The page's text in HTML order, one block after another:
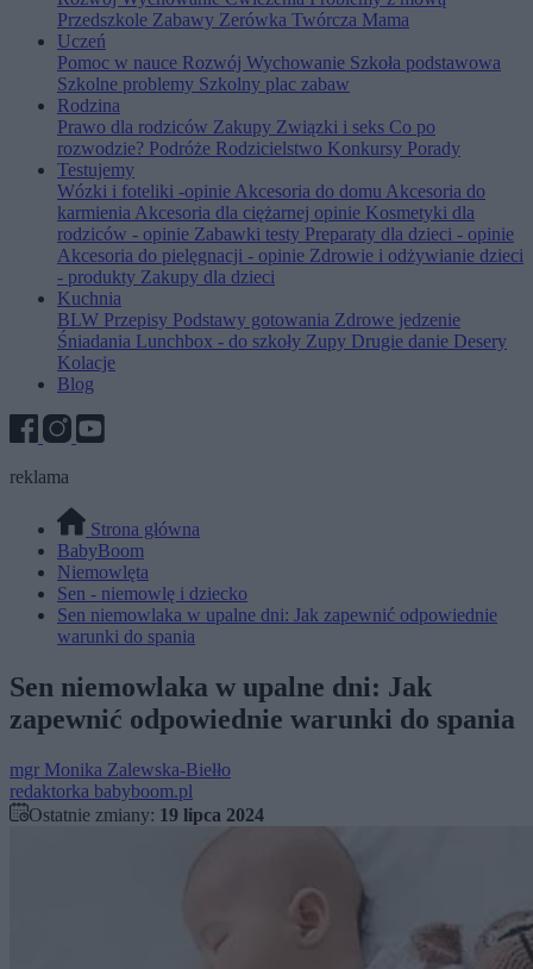
Przedszkole Zabawy Zerówka Twórcza Mama
Uczeń
Pomoc w nauce Rozwój Wychowanie Szkoła podstawowa
Szkolne problemy Szkolny plac zabaw
Rodzina
Prawo dla rodziców Zakupy Związki i seks Co po
rozwodzie? Podróże Rodzicielstwo Konkursy Porady
Testujemy
Wózki i foteliki -opinieAkcesoria do domu Akcesoria do
karmieniaAkcesoria dla ciężarnej opinie Kosmetyki dla
rodziców - opinie Zabawki testy Preparaty dla dzieci - opinie
Akcesoria do pielęgnacji - opinie Zdrowie i odżywianie dzieci
- produkty Zakupy dla dzieci
Kuchnia
BLW Przepisy Podstawy gotowania Zdrowe jedzenie
Śniadania Lunchbox - do szkoły Zupy Drugie danie Desery
Kolacje
Blog
reklama
Strona główna
BabyBoom
Niemowlęta
Sen - niemowlę i dziecko
Sen niemowlaka w upalne dni: Jak zapewnić odpowiednie
warunki do spania
Sen niemowlaka w upalne dni: Jak
zapewnić odpowiednie warunki do spania
mgr Monika Zalewska-Biełło
redaktorka babyboom.pl
Ostatnie zmiany: 19 lipca 2024